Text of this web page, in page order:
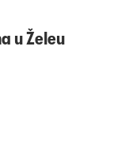
u Želeu